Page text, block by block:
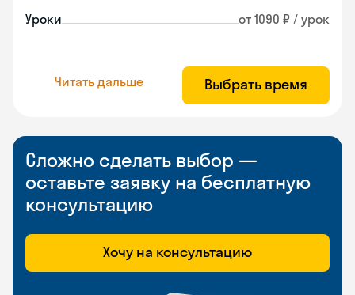
Уроки от 1090 ₽ / урок
Читать дальше Выбрать время
Сложно сделать выбор —
оставьте заявку на бесплатную
консультацию
Хочу на консультацию